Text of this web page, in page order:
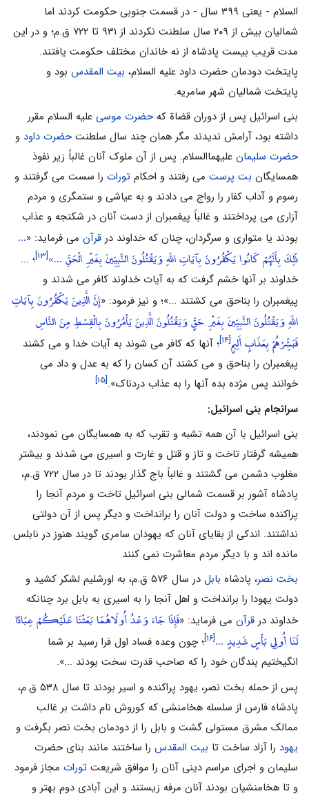
السلام - یعنی ۳۹۹ سال - در قسمت جنوبی حکومت کردند اما
شمالیان بیش از ۲۰۹ سال سلطنت نکردند از ۹۳۱ تا ۷۲۲ ق.م؛ و در این
مدت قریب بیست پادشاه از نه خاندان مختلف حکومت یافتند.
پایتخت دودمان حضرت داود علیه السلام، بیت المقدس بود و
پایتخت شمالیان شهر سامریه.
بنی اسرائیل پس از دوران قضاة کهحضرت موسی علیه السلام مقرر
داشته بود، آرامش ندیدند مگر همان چند سال سلطنتحضرت داود و
حضرت سلیمان علیهماالسلام. پس از آن ملوک آنان غالباً زیر نفوذ
همسایگان بت پرست می رفتند و احکام تورات را سست می گرفتند و
رسوم و آداب کفار را رواج می دادند و به عیاشی و ستمگری و مردم
آزاری می پرداختند و غالباً پیغمبران از دست آنان در شکنجه و عذاب
بودند یا متواری و سرگردان، چنان که خداوند در قرآن می فرماید: «...
ذَٰلِكَ بِأَنَّهُمْ كَانُوا يَكْفُرُونَ بِآيَاتِ اللَّهِ وَيَقْتُلُونَ النَّبِيِّينَ بِغَيْرِ الْحَقِّ ...»[۱۳]
؛ ...
خداوند بر آنها خشم گرفت که به آیات خداوند کافر می شدند و
پیغمبران را بناحق می کشتند ...»؛ و نیز فرمود: «إِنَّ الَّذِينَ يَكْفُرُونَ بِآيَاتِ
اللَّهِ وَيَقْتُلُونَ النَّبِيِّينَ بِغَيْرِ حَقٍّ وَيَقْتُلُونَ الَّذِينَ يَأْمُرُونَ بِالْقِسْطِ مِنَ النَّاسِ
فَبَشِّرْهُمْ بِعَذَابٍ أَلِيمٍ[۱۴]
؛ آنها که کافر می شوند به آیات خدا و می کشند
پیغمبران را بناحق و می کشند آن کسان را که به عدل و داد می
خوانند پس مژده بده آنها را به عذاب دردناک».[۱۵]
سرانجام بنی اسرائیل:
بنی اسرائیل با آن همه تشبه و تقرب که به همسایگان می نمودند،
همیشه گرفتار تاخت و تاز و قتل و غارت و اسیری می شدند و بیشتر
مغلوب دشمن می گشتند و غالباً باج گذار بودند تا در سال ۷۲۲ ق.م،
پادشاه آشور بر قسمت شمالی بنی اسرائیل تاخت و مردم آنجا را
پراکنده ساخت و دولت آنان را برانداخت و دیگر پس از آن دولتی
نداشتند. اندکی از بقایای آنان که یهودان سامری گویند هنوز در نابلس
مانده اند و با دیگر مردم معاشرت نمی کنند
بخت نصر، پادشاه بابل
در سال ۵۷۶ ق.م، به اورشلیم لشکر کشید و
دولت یهودا را برانداخت و اهل آنجا را به اسیری به بابل برد چنانکه
خداوند در قرآن می فرماید: «فَإِذَا جَاءَ وَعْدُ أُولَاهُمَا بَعَثْنَا عَلَيْكُمْ عِبَادًا
لَنَا أُولِي بَأْسٍ شَدِيدٍ ...[۱۶]
؛ چون وعده فساد اول فرا رسید بر شما
انگیختیم بندگان خود را که صاحب قدرت سخت بودند ...».
پس از حمله بخت نصر، یهود پراکنده و اسیر بودند تا سال ۵۳۸ ق.م،
پادشاه فارس از سلسله هخامنشی که کوروش نام داشت بر غالب
ممالک مشرق مستولی گشت و بابل را از دودمان بخت نصر بگرفت و
یهود را آزاد ساخت تا بیت المقدس را ساختند مانند بنای حضرت
سلیمان و اجرای مراسم دینی آنان را موافق شریعت تورات مجاز فرمود
و تا هخامنشیان بودند آنان مرفه زیستند و این آبادی دوم بهتر و